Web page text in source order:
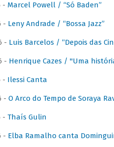
- Marcel Powell / “Só Baden”
- Leny Andrade / “Bossa Jazz”
- Luis Barcelos / “Depois das
- Henrique Cazes / "Uma
- Ilessi Canta
- O Arco do Tempo de Soraya
- Thaís Gulin
- Elba Ramalho canta